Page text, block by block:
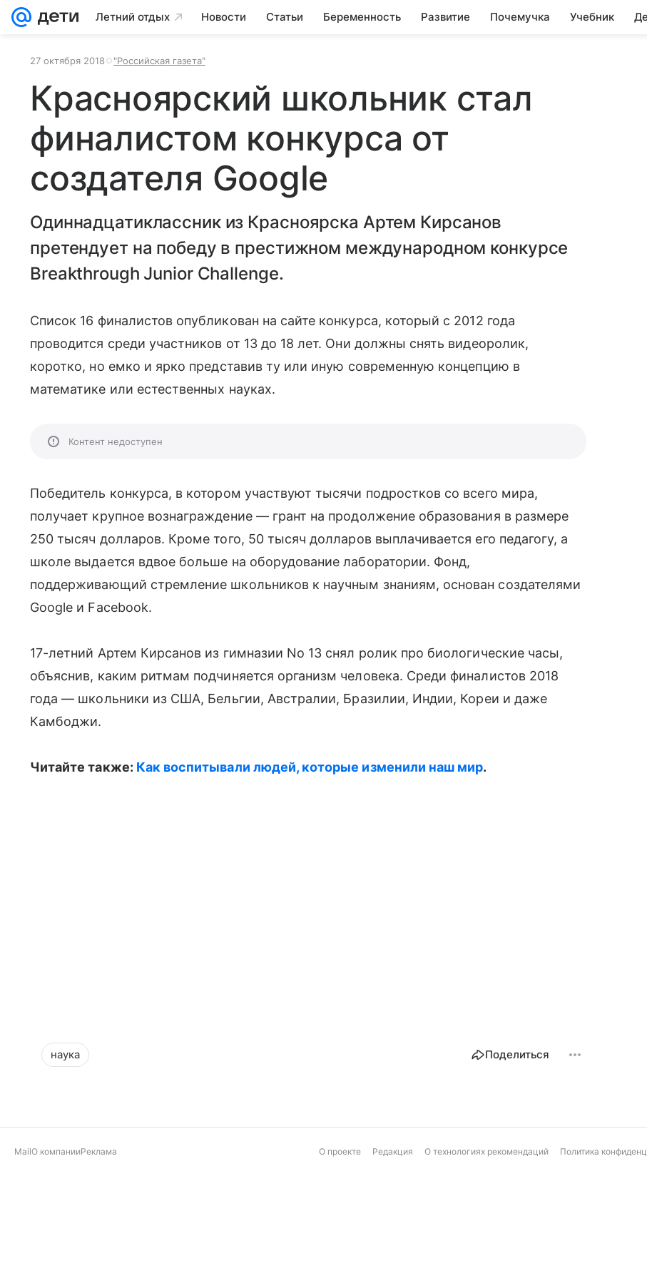
Летний отдых Новости Статьи Беременность Развитие Почемучка Учебник
27 октября 2018 "Российская газета"
Красноярский школьник стал
финалистом конкурса от
создателя Google
Одиннадцатиклассник из Красноярска Артем Кирсанов
претендует на победу в престижном международном конкурсе
Breakthrough Junior Challenge.
Список 16 финалистов опубликован на сайте конкурса, который с 2012 года
проводится среди участников от 13 до 18 лет. Они должны снять видеоролик,
коротко, но емко и ярко представив ту или иную современную концепцию в
математике или естественных науках.
Контент недоступен
Победитель конкурса, в котором участвуют тысячи подростков со всего мира,
получает крупное вознаграждение — грант на продолжение образования в размере
250 тысяч долларов. Кроме того, 50 тысяч долларов выплачивается его педагогу, а
школе выдается вдвое больше на оборудование лаборатории. Фонд,
поддерживающий стремление школьников к научным знаниям, основан создателями
Google и Facebook.
17-летний Артем Кирсанов из гимназии No 13 снял ролик про биологические часы,
объяснив, каким ритмам подчиняется организм человека. Среди финалистов 2018
года — школьники из США, Бельгии, Австралии, Бразилии, Индии, Кореи и даже
Камбоджи.
Читайте также: Как воспитывали людей, которые изменили наш мир.
наука Поделиться
MailО компанииРеклама О проекте Редакция О технологиях рекомендаций Политика